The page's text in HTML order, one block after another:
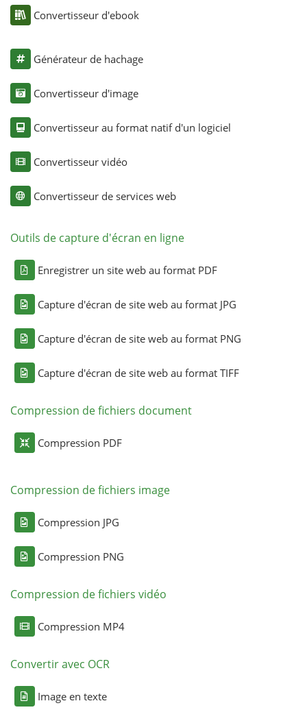
Convertisseur d'ebook
Générateur de hachage
Convertisseur d'image
Convertisseur au format natif d'un logiciel
Convertisseur vidéo
Convertisseur de services web
Outils de capture d'écran en ligne
Enregistrer un site web au format PDF
Capture d'écran de site web au format JPG
Capture d'écran de site web au format PNG
Capture d'écran de site web au format TIFF
Compression de fichiers document
Compression PDF
Compression de fichiers image
Compression JPG
Compression PNG
Compression de fichiers vidéo
Compression MP4
Convertir avec OCR
Image en texte